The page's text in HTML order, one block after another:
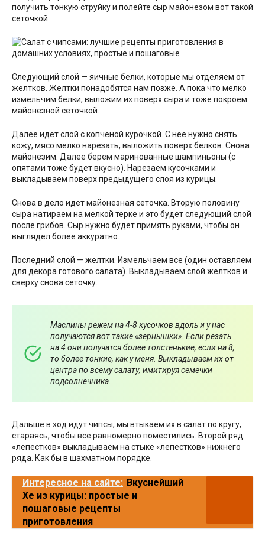
получить тонкую струйку и полейте сыр майонезом вот такой
сеточкой.
Следующий слой — яичные белки, которые мы отделяем от
желтков. Желтки понадобятся нам позже. А пока что мелко
измельчим белки, выложим их поверх сыра и тоже покроем
майонезной сеточкой.
Далее идет слой с копченой курочкой. С нее нужно снять
кожу, мясо мелко нарезать, выложить поверх белков. Снова
майонезим. Далее берем маринованные шампиньоны (с
опятами тоже будет вкусно). Нарезаем кусочками и
выкладываем поверх предыдущего слоя из курицы.
Снова в дело идет майонезная сеточка. Вторую половину
сыра натираем на мелкой терке и это будет следующий слой
после грибов. Сыр нужно будет примять руками, чтобы он
выглядел более аккуратно.
Последний слой — желтки. Измельчаем все (один оставляем
для декора готового салата). Выкладываем слой желтков и
сверху снова сеточку.
Маслины режем на 4-8 кусочков вдоль и у нас
получаются вот такие «зернышки». Если резать
на 4 они получатся более толстенькие, если на 8,
то более тонкие, как у меня. Выкладываем их от
центра по всему салату, имитируя семечки
подсолнечника.
Дальше в ход идут чипсы, мы втыкаем их в салат по кругу,
стараясь, чтобы все равномерно поместились. Второй ряд
«лепестков» выкладываем на стыке «лепестков» нижнего
ряда. Как бы в шахматном порядке.
Интересное на сайте: Вкуснейший
Хе из курицы: простые и
пошаговые рецепты
приготовления